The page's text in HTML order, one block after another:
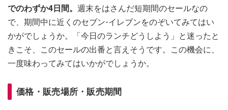
でのわずか4日間。 週末をはさんだ短期間のセールなの
で、期間中に近くのセブン-イレブンをのぞいてみてはい
かがでしょうか。「今日のランチどうしよう」と迷ったと
きこそ、このセールの出番と言えそうです。この機会に、
一度味わってみてはいかがでしょうか。
価格・販売場所・販売期間